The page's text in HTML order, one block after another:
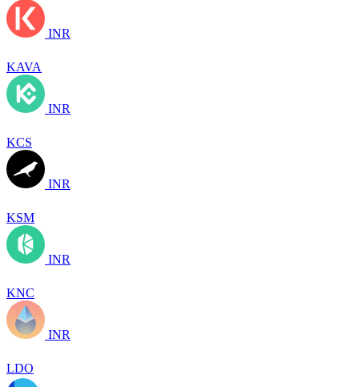
INR
KAVA
INR
KCS
INR
KSM
INR
KNC
INR
LDO